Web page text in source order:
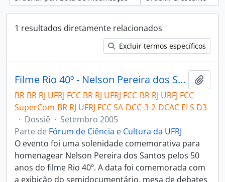
1 resultados diretamente relacionados
Excluir termos específicos
Filme Rio 40º - Nelson Pereira dos Santos
BR BR RJ UFRJ FCC BR RJ UFRJ FCC-BR RJ URFJ FCC
SuperCom-BR RJ UFRJ FCC SA-DCC-3-2-DCAC EI S D3
· Dossiê · Setembro 2005
Parte de Fórum de Ciência e Cultura da UFRJ
O evento foi uma solenidade comemorativa para
homenagear Nelson Pereira dos Santos pelos 50
anos do filme Rio 40º. A data foi comemorada com
a exibição do semidocumentário, mesa de debates